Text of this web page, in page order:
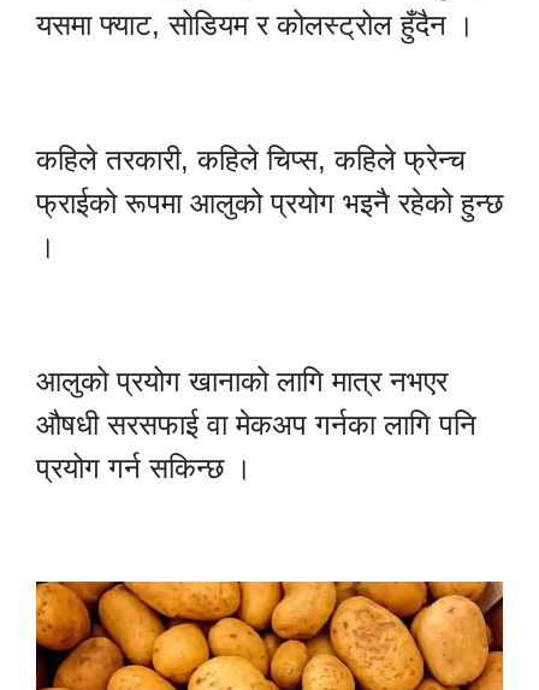
यसमा फ्याट, सोडियम र कोलस्ट्रोल हुँदैन ।
कहिले तरकारी, कहिले चिप्स, कहिले फ्रेन्च
फ्राईको रूपमा आलुको प्रयोग भइनै रहेको हुन्छ
।
आलुको प्रयोग खानाको लागि मात्र नभएर
औषधी सरसफाई वा मेकअप गर्नका लागि पनि
प्रयोग गर्न सकिन्छ ।